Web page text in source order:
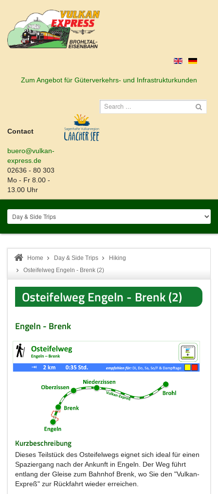
Zum Angebot für Güterverkehrs- und Infrastrukturkunden
Contact
buero@vulkan-
express.de
02636 - 80 303
Mo - Fr 8.00 -
13.00 Uhr
Home Day & Side Trips
Hiking
Osteifelweg Engeln - Brenk (2)
Osteifelweg Engeln - Brenk (2)
Engeln - Brenk
Kurzbeschreibung
Dieses Teilstück des Osteifelwegs eignet sich ideal für einen
Spaziergang nach der Ankunft in Engeln. Der Weg führt
entlang der Gleise zum Bahnhof Brenk, wo Sie den "Vulkan-
Expreß" zur Rückfahrt wieder erreichen.